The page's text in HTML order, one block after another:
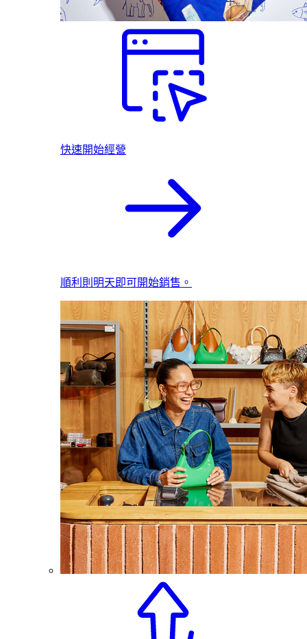
快速開始經營
順利則明天即可開始銷售。